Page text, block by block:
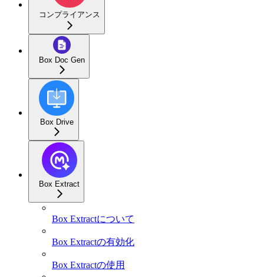
コンプライアンス
Box Doc Gen
Box Drive
Box Extract
Box Extractについて
Box Extractの有効化
Box Extractの使用